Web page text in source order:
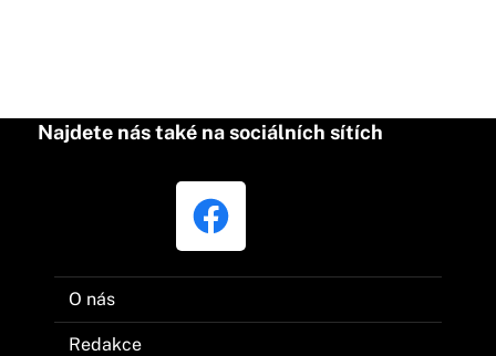
Najdete nás také na sociálních sítích
O nás
Redakce